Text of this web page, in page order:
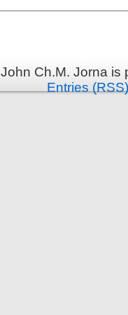
John Ch.M. Jorna
Entries (RSS)